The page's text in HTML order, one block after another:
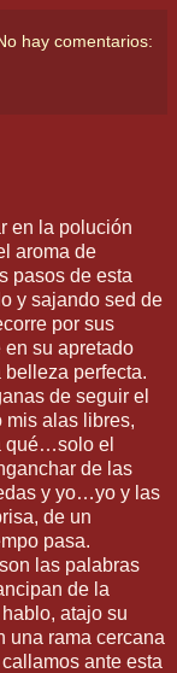
hay comentarios:
en la polución
aroma de
pasos de esta
y sajando sed de
por sus
en su apretado
perfecta.
de seguir el
mis alas libres,
qué…solo el
de las
y yo…yo y las
de un
pasa.
las palabras
de la
atajo su
una rama cercana
ante esta